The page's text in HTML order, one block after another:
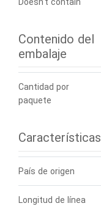
Doesn't contain
Contenido del
embalaje
Cantidad por
paquete
Características
País de origen
Longitud de línea